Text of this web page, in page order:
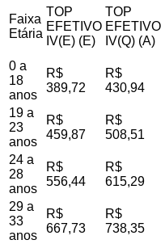
Faixa
Etária
TOP
EFETIVO
IV(E) (E)
TOP
EFETIVO
IV(Q) (A)
0 a
18
anos
R$
389,72
R$
430,94
19 a
23
anos
R$
459,87
R$
508,51
24 a
28
anos
R$
556,44
R$
615,29
29 a
33
anos
R$
667,73
R$
738,35